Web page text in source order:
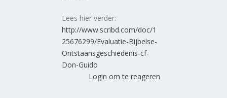
Lees hier verder:
http://www.scribd.com/doc/1
25676299/Evaluatie-Bijbelse-
Ontstaansgeschiedenis-cf-
Don-Guido
Login om te reageren